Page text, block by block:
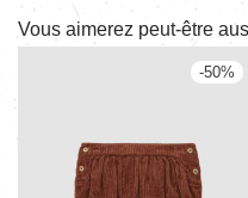
Vous aimerez peut-être
-50%